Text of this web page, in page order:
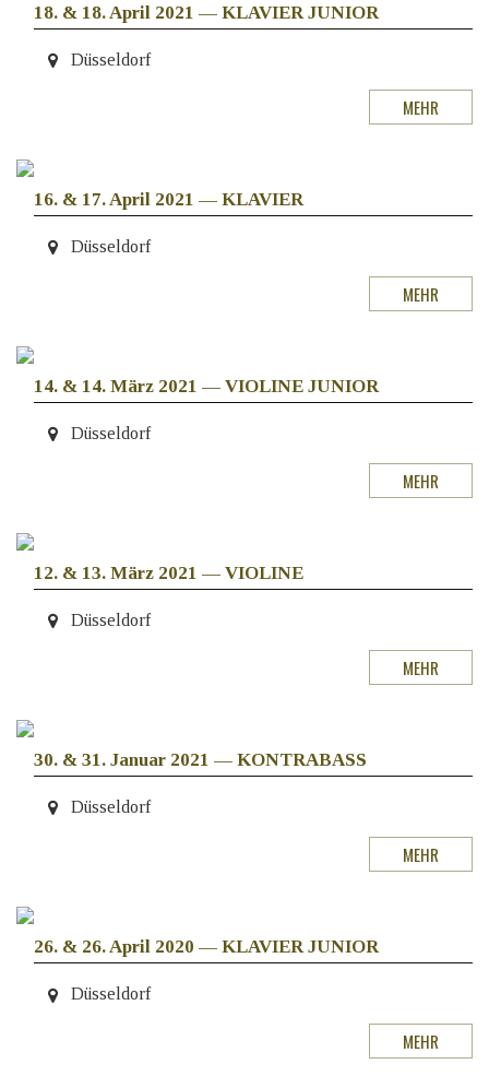
18. & 18. April 2021 — KLAVIER JUNIOR
Düsseldorf
MEHR
16. & 17. April 2021 — KLAVIER
Düsseldorf
MEHR
14. & 14. März 2021 — VIOLINE JUNIOR
Düsseldorf
MEHR
12. & 13. März 2021 — VIOLINE
Düsseldorf
MEHR
30. & 31. Januar 2021 — KONTRABASS
Düsseldorf
MEHR
26. & 26. April 2020 — KLAVIER JUNIOR
Düsseldorf
MEHR